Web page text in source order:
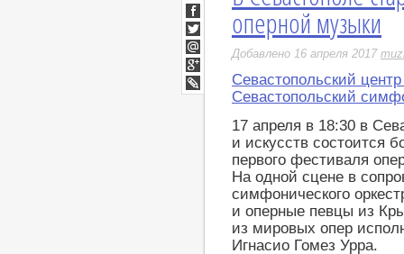
оперной музыки
Добавлено 16 апреля 2017
Севастопольский
Севастопольский
17 апреля в 18:30 в
и искусств состоится
первого фестиваля
На одной сцене в
симфонического
и оперные певцы из
из мировых опер
Игнасио Гомез Урра.
ВКонтакте
Facebook
Twitter
Мой
Мир
Google+
LiveJournal